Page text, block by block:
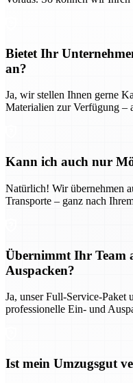
Bietet Ihr
an?
Ja, wir stellen Ihnen gerne
Materialien zur Verfügung –
Kann ich auch nur
Natürlich! Wir übernehmen
Transporte – ganz nach
Übernimmt Ihr Team
Auspacken?
Ja, unser Full-Service-Paket
professionelle Ein- und
Ist mein Umzugsgut